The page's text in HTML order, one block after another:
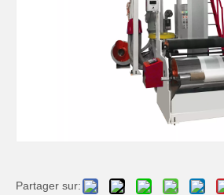
Partager sur: